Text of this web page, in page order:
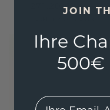
271,20 €339,- €
JOIN
Ihre
500€
EMail